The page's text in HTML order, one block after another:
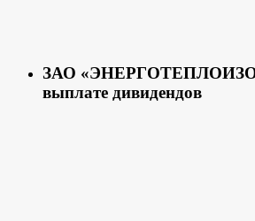
ЗАО
выплате дивидендов